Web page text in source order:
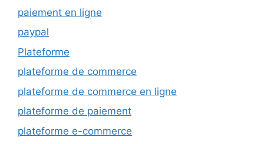
paiement en ligne
paypal
Plateforme
plateforme de commerce
plateforme de commerce en ligne
plateforme de paiement
plateforme e-commerce